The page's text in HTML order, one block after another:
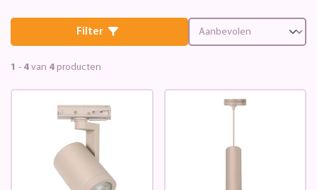
Filter
1 - 4 van 4 producten